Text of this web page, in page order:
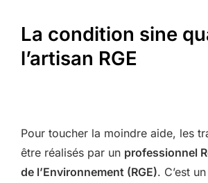
La condition sine
l’artisan RGE
Pour toucher la moindre aide, les
être réalisés par un professionnel
de l’Environnement (RGE). C’est